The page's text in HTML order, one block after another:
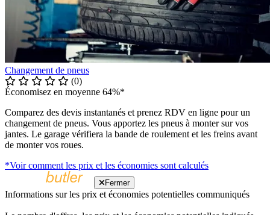
Changement de pneus
(0)
Économisez en moyenne 64%*
Comparez des devis instantanés et prenez RDV en ligne pour un
changement de pneus. Vous apportez les pneus à monter sur vos
jantes. Le garage vérifiera la bande de roulement et les freins avant
de monter vos roues.
*Voir comment les prix et les économies sont calculés
Fermer
Informations sur les prix et économies potentielles communiqués